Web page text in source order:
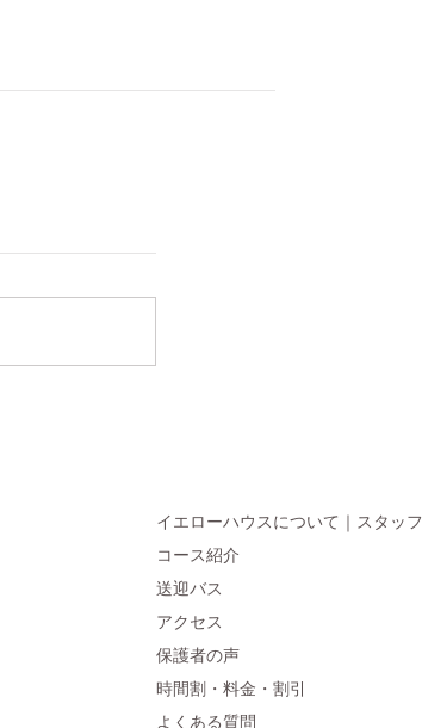
イエローハウスについて｜スタッフ
コース紹介
送迎バス
アクセス
保護者の声
時間割・料金・割引
よくある質問